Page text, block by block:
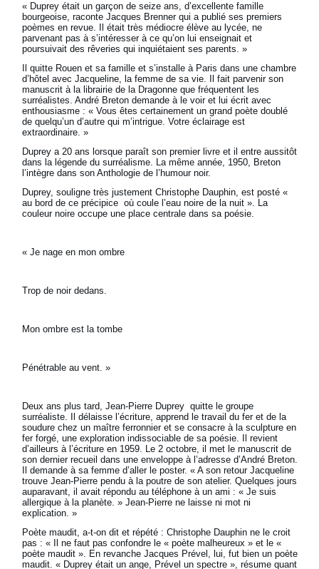
« Duprey était un garçon de seize ans, d’excellente famille
bourgeoise, raconte Jacques Brenner qui a publié ses premiers
poèmes en revue. Il était très médiocre élève au lycée, ne
parvenant pas à s’intéresser à ce qu’on lui enseignait et
poursuivait des rêveries qui inquiétaient ses parents. »
Il quitte Rouen et sa famille et s’installe à Paris dans une chambre
d’hôtel avec Jacqueline, la femme de sa vie. Il fait parvenir son
manuscrit à la librairie de la Dragonne que fréquentent les
surréalistes. André Breton demande à le voir et lui écrit avec
enthousiasme : « Vous êtes certainement un grand poète doublé
de quelqu’un d’autre qui m’intrigue. Votre éclairage est
extraordinaire. »
Duprey a 20 ans lorsque paraît son premier livre et il entre aussitôt
dans la légende du surréalisme. La même année, 1950, Breton
l’intègre dans son Anthologie de l’humour noir.
Duprey, souligne très justement Christophe Dauphin, est posté «
au bord de ce précipice où coule l’eau noire de la nuit ». La
couleur noire occupe une place centrale dans sa poésie.
« Je nage en mon ombre
Trop de noir dedans.
Mon ombre est la tombe
Pénétrable au vent. »
Deux ans plus tard, Jean-Pierre Duprey quitte le groupe
surréaliste. Il délaisse l’écriture, apprend le travail du fer et de la
soudure chez un maître ferronnier et se consacre à la sculpture en
fer forgé, une exploration indissociable de sa poésie. Il revient
d’ailleurs à l’écriture en 1959. Le 2 octobre, il met le manuscrit de
son dernier recueil dans une enveloppe à l’adresse d’André Breton.
Il demande à sa femme d’aller le poster. « A son retour Jacqueline
trouve Jean-Pierre pendu à la poutre de son atelier. Quelques jours
auparavant, il avait répondu au téléphone à un ami : « Je suis
allergique à la planète. » Jean-Pierre ne laisse ni mot ni
explication. »
Poète maudit, a-t-on dit et répété : Christophe Dauphin ne le croit
pas : « Il ne faut pas confondre le « poète malheureux » et le «
poète maudit ». En revanche Jacques Prével, lui, fut bien un poète
maudit. « Duprey était un ange, Prével un spectre », résume quant